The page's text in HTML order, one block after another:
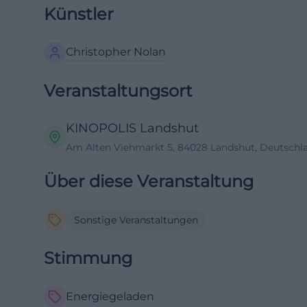
Künstler
Christopher Nolan
Veranstaltungsort
KINOPOLIS Landshut
Am Alten Viehmarkt 5, 84028 Landshut,
Über diese Veranstaltung
Sonstige Veranstaltungen
Stimmung
Energiegeladen